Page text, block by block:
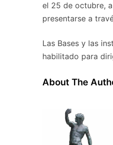
el 25 de octubre,
presentarse a
Las Bases y las
habilitado para
About The